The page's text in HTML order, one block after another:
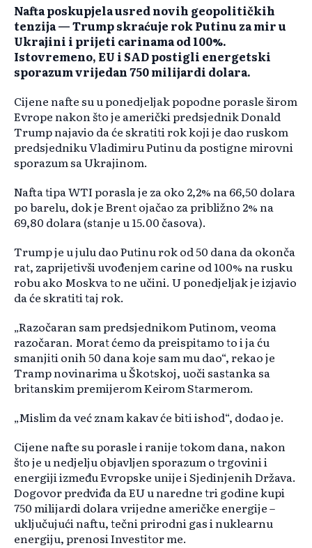
Nafta poskupjela usred novih geopolitičkih
tenzija — Trump skraćuje rok Putinu za mir u
Ukrajini i prijeti carinama od 100%.
Istovremeno, EU i SAD postigli energetski
sporazum vrijedan 750 milijardi dolara.
Cijene nafte su u ponedjeljak popodne porasle širom
Evrope nakon što je američki predsjednik Donald
Trump najavio da će skratiti rok koji je dao ruskom
predsjedniku Vladimiru Putinu da postigne mirovni
sporazum sa Ukrajinom.
Nafta tipa WTI porasla je za oko 2,2% na 66,50 dolara
po barelu, dok je Brent ojačao za približno 2% na
69,80 dolara (stanje u 15.00 časova).
Trump je u julu dao Putinu rok od 50 dana da okonča
rat, zaprijetivši uvođenjem carine od 100% na rusku
robu ako Moskva to ne učini. U ponedjeljak je izjavio
da će skratiti taj rok.
„Razočaran sam predsjednikom Putinom, veoma
razočaran. Morat ćemo da preispitamo to i ja ću
smanjiti onih 50 dana koje sam mu dao“, rekao je
Tramp novinarima u Škotskoj, uoči sastanka sa
britanskim premijerom Keirom Starmerom.
„Mislim da već znam kakav će biti ishod“, dodao je.
Cijene nafte su porasle i ranije tokom dana, nakon
što je u nedjelju objavljen sporazum o trgovini i
energiji između Evropske unije i Sjedinjenih Država.
Dogovor predviđa da EU u naredne tri godine kupi
750 milijardi dolara vrijedne američke energije –
uključujući naftu, tečni prirodni gas i nuklearnu
energiju, prenosi Investitor me.